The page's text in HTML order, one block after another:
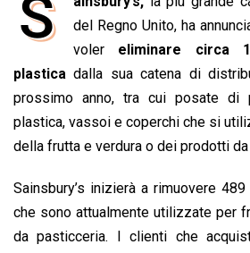
e
o
o
k
t
s
A
p
p
k
e
d
I
n
e
a
d
s
i
y
L
i
n
k
S
del Regno Unito, ha
voler eliminare circa
plastica dalla sua catena di
prossimo anno, tra cui posate di
plastica, vassoi e coperchi che si
della frutta e verdura o dei prodotti
Sainsbury’s inizierà a rimuovere
che sono attualmente utilizzate per
da pasticceria. I clienti che